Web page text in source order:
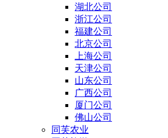
湖北公司
浙江公司
福建公司
北京公司
上海公司
天津公司
山东公司
广西公司
厦门公司
佛山公司
同芙农业